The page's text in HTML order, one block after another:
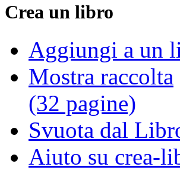
Crea un libro
Aggiungi a un
Mostra raccolta
(32 pagine)
Svuota dal
Aiuto su crea-